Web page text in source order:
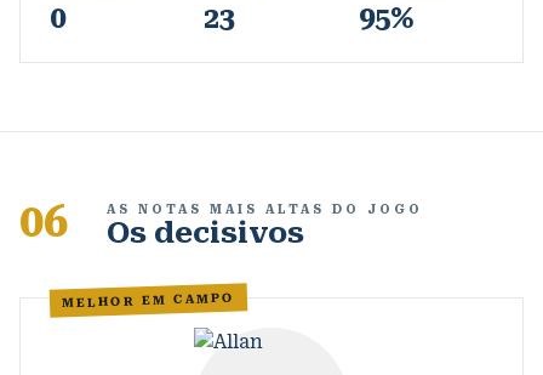
0 23 95%
06 AS NOTAS MAIS ALTAS DO JOGO
Os decisivos
MELHOR EM CAMPO